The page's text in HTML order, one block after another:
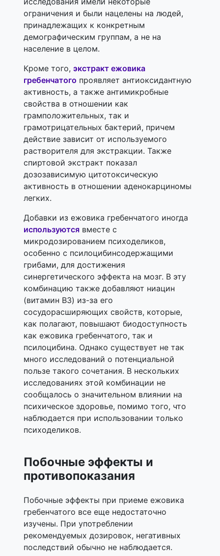
ограничения и были нацелены на людей,
принадлежащих к конкретным
демографическим группам, а не на
население в целом.
Кроме того, экстракт ежовика
гребенчатого проявляет антиоксидантную
активность, а также антимикробные
свойства в отношении как
грамположительных, так и
грамотрицательных бактерий, причем
действие зависит от используемого
растворителя для экстракции. Также
спиртовой экстракт показал
дозозависимую цитотоксическую
активность в отношении аденокарциномы
легких.
Добавки из ежовика гребенчатого иногда
используются вместе с
микродозированием психоделиков,
особенно с псилоцибинсодержащими
грибами, для достижения
синергетического эффекта на мозг. В эту
комбинацию также добавляют ниацин
(витамин B3) из-за его
сосудорасширяющих свойств, которые,
как полагают, повышают биодоступность
как ежовика гребенчатого, так и
псилоцибина. Однако существует не так
много исследований о потенциальной
пользе такого сочетания. В нескольких
исследованиях этой комбинации не
сообщалось о значительном влиянии на
психическое здоровье, помимо того, что
наблюдается при использовании только
психоделиков.
Побочные эффекты и
противопоказания
Побочные эффекты при приеме ежовика
гребенчатого все еще недостаточно
изучены. При употреблении
рекомендуемых дозировок, негативных
последствий обычно не наблюдается.